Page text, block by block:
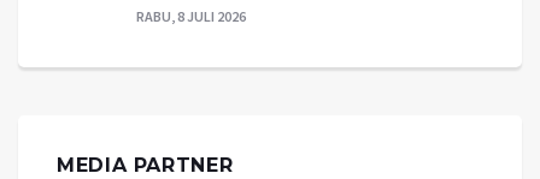
RABU, 8 JULI 2026
MEDIA PARTNER